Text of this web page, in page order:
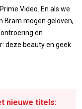
Video. En als we
Bram mogen geloven,
en
deze beauty en geek
nieuwe titels: